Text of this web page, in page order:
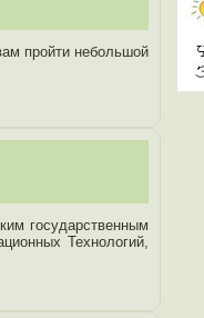
пройти небольшой
государственным
Технологий,